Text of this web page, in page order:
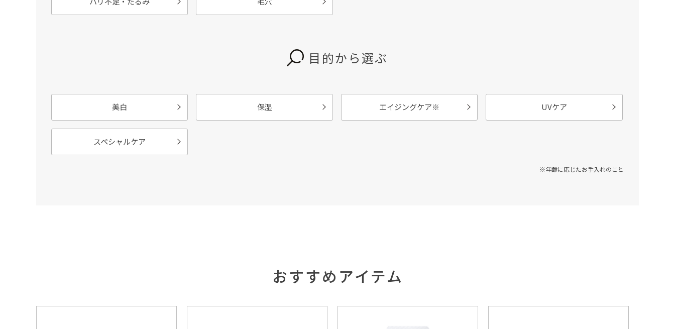
目的から選ぶ
美白 保湿 エイジングケア※ UVケア
スペシャルケア
※年齢に応じたお手入れのこと
おすすめアイテム